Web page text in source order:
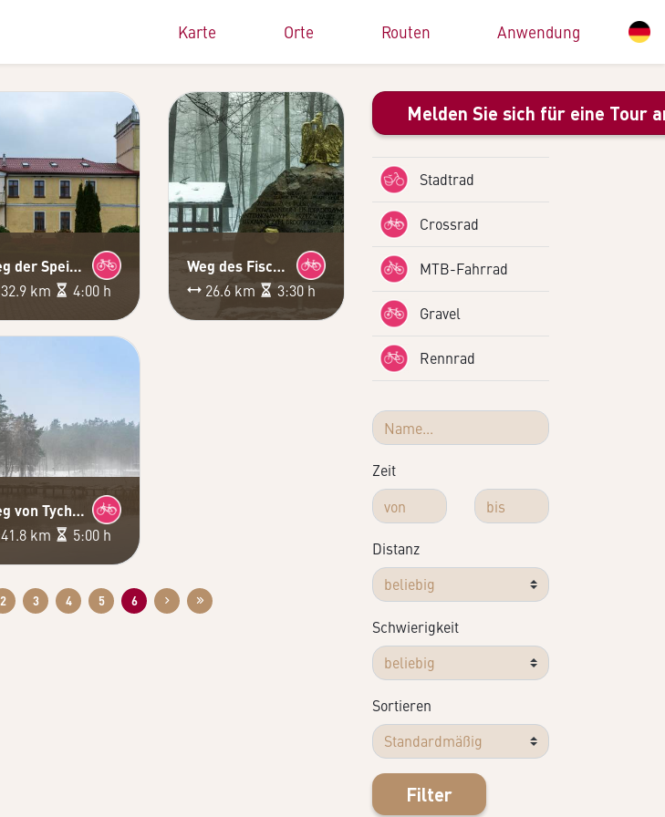
Karte Orte Routen Anwendung
Weg der Speichergebäude
32.9 km
4:00 h
Weg des Fischgreifs
26.6 km
3:30 h
Weg von Tychowo
41.8 km
5:00 h
2 3 4 5 6
Melden Sie sich für eine Tour
Stadtrad
Crossrad
MTB-Fahrrad
Gravel
Rennrad
Zeit
Distanz
Schwierigkeit
Sortieren
Filter